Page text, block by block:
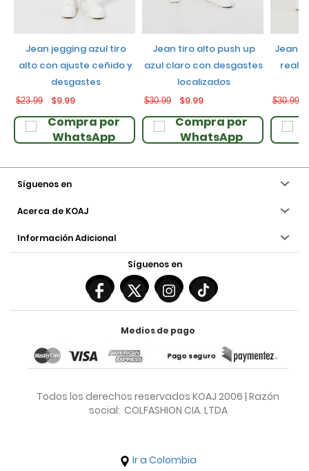
jean jegging azul tiro
alto con ajuste ceñido y
desgastes
$23.99 $9.99
Compra por
WhatsApp
jean tiro alto push up
azul claro con desgastes
localizados
$30.99 $9.99
Compra por
WhatsApp
jean push up negro con
$30.99
Síguenos en
Acerca de KOAJ
Información Adicional
Síguenos en
Medios de pago
Todos los derechos reservados KOAJ 2006 | Razón
social: COLFASHION CIA. LTDA
Ir a Colombia